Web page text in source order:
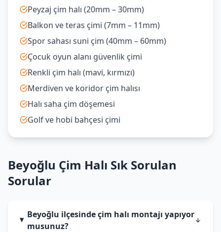
Peyzaj çim halı (20mm – 30mm)
Balkon ve teras çimi (7mm – 11mm)
Spor sahası suni çim (40mm – 60mm)
Çocuk oyun alanı güvenlik çimi
Renkli çim halı (mavi, kırmızı)
Merdiven ve koridor çim halısı
Halı saha çim döşemesi
Golf ve hobi bahçesi çimi
Beyoğlu Çim Halı Sık Sorulan
Sorular
Beyoğlu ilçesinde çim halı montajı yapıyor
musunuz?